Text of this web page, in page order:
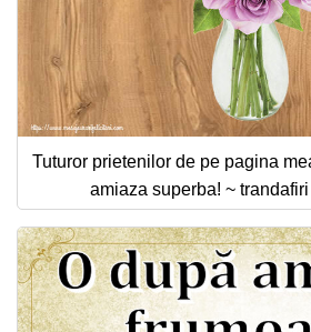
Tuturor prietenilor de pe pagina
amiaza superba! ~